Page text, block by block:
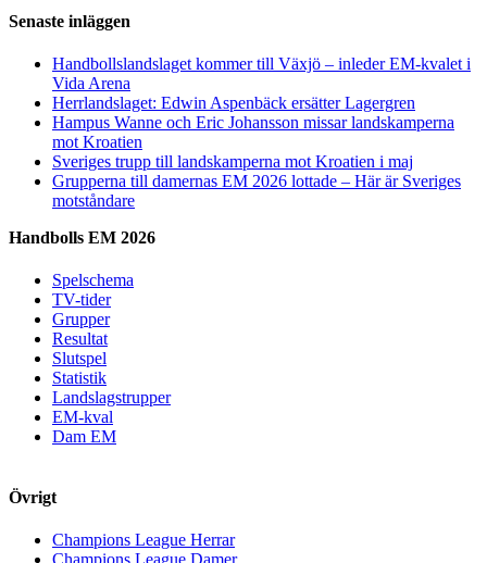
Senaste inläggen
Handbollslandslaget kommer till Växjö – inleder EM-kvalet i
Vida Arena
Herrlandslaget: Edwin Aspenbäck ersätter Lagergren
Hampus Wanne och Eric Johansson missar landskamperna
mot Kroatien
Sveriges trupp till landskamperna mot Kroatien i maj
Grupperna till damernas EM 2026 lottade – Här är Sveriges
motståndare
Handbolls EM 2026
Spelschema
TV-tider
Grupper
Resultat
Slutspel
Statistik
Landslagstrupper
EM-kval
Dam EM
Övrigt
Champions League Herrar
Champions League Damer